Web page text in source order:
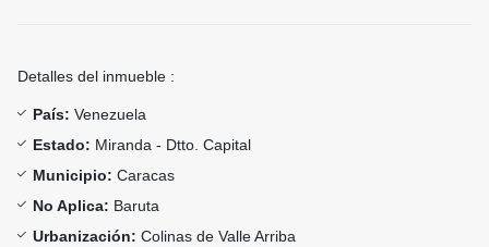
Detalles del inmueble :
País: Venezuela
Estado: Miranda - Dtto. Capital
Municipio: Caracas
No Aplica: Baruta
Urbanización: Colinas de Valle Arriba